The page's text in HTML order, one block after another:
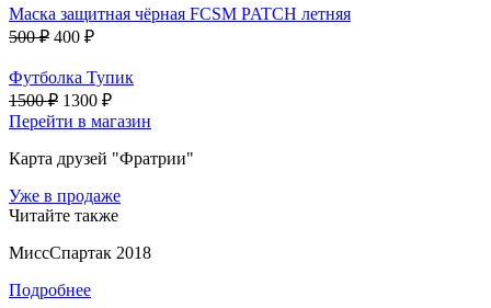
Маска защитная чёрная FCSM PATCH летняя
500 ₽ 400 ₽
Футболка Тупик
1500 ₽ 1300 ₽
Перейти в магазин
Карта друзей "Фратрии"
Уже в продаже
Читайте также
МиссСпартак 2018
Подробнее